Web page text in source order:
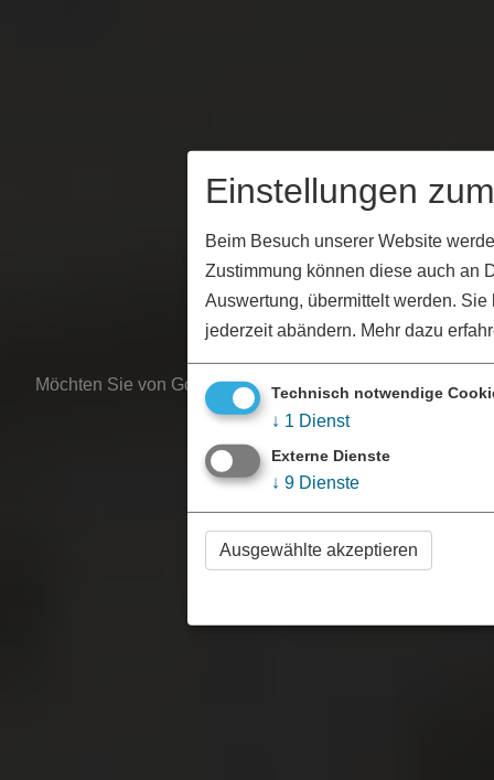
Möchten Sie von Google Maps bereitgestellte externe
Ja, immer
Einstellungen
Beim Besuch unserer Website
Zustimmung können diese auch an
Auswertung, übermittelt werden.
jederzeit abändern. Mehr dazu
Technisch notwendige
↓ 1 Dienst
Externe Dienste
↓ 9 Dienste
Ausgewählte akzeptieren